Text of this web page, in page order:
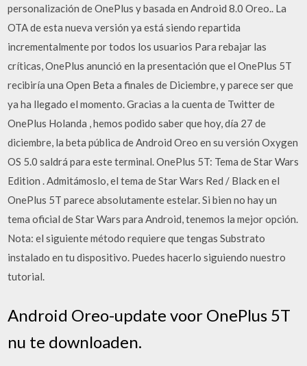
personalización de OnePlus y basada en Android 8.0 Oreo.. La
OTA de esta nueva versión ya está siendo repartida
incrementalmente por todos los usuarios Para rebajar las
críticas, OnePlus anunció en la presentación que el OnePlus 5T
recibiría una Open Beta a finales de Diciembre, y parece ser que
ya ha llegado el momento. Gracias a la cuenta de Twitter de
OnePlus Holanda , hemos podido saber que hoy, día 27 de
diciembre, la beta pública de Android Oreo en su versión Oxygen
OS 5.0 saldrá para este terminal. OnePlus 5T: Tema de Star Wars
Edition . Admitámoslo, el tema de Star Wars Red / Black en el
OnePlus 5T parece absolutamente estelar. Si bien no hay un
tema oficial de Star Wars para Android, tenemos la mejor opción.
Nota: el siguiente método requiere que tengas Substrato
instalado en tu dispositivo. Puedes hacerlo siguiendo nuestro
tutorial.
Android Oreo-update voor OnePlus 5T
nu te downloaden.